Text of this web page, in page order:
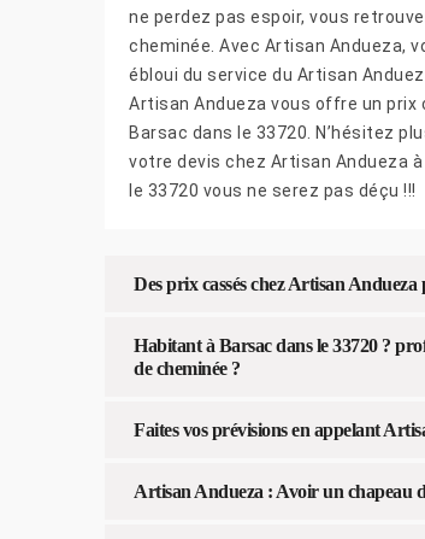
ne perdez pas espoir, vous
cheminée. Avec Artisan Andueza,
ébloui du service du Artisan
Artisan Andueza vous offre un
Barsac dans le 33720. N’hésitez
votre devis chez Artisan Andueza
le 33720 vous ne serez pas déçu !!!
Des prix cassés chez Artisan
Habitant à Barsac dans le 33720 ?
de cheminée ?
Faites vos prévisions en appelant
Artisan Andueza : Avoir un chapeau